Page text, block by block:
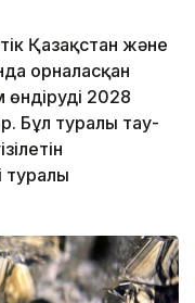
Қазақстан және
орналасқан
2028
Бұл туралы тау-
туралы